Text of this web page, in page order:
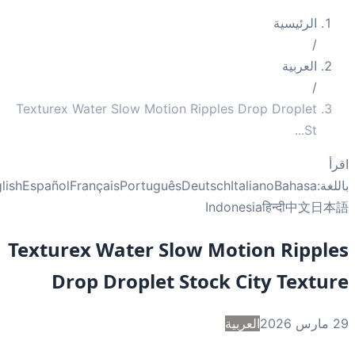
الرئيسية
العربية
Texturex Water Slow Motion Ripples Drop Droplet
...
EnglishEspañolFrançaisPortuguêsDeutschItalianoBahasa
Indonesiaहिन्दी中文日
Texturex Water Slow Motion
Drop Droplet Stock City
العربية